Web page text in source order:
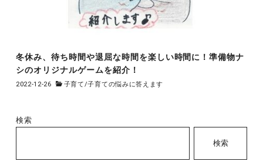
冬休み、待ち時間や退屈な時間を楽しい時間に！準備物ナ
シのオリジナルゲームを紹介！
2022-12-26 子育て/子育ての悩みに答えます
検索
検索